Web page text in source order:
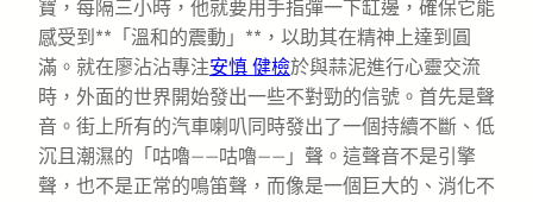
寶，每隔三小時，他就要用手指彈一下缸邊，確保它能
感受到**「溫和的震動」**，以助其在精神上達到圓
滿。就在廖沾沾專注安慎 健檢於與蒜泥進行心靈交流
時，外面的世界開始發出一些不對勁的信號。首先是聲
音。街上所有的汽車喇叭同時發出了一個持續不斷、低
沉且潮濕的「咕嚕——咕嚕——」聲。這聲音不是引擎
聲，也不是正常的鳴笛聲，而像是一個巨大的、消化不